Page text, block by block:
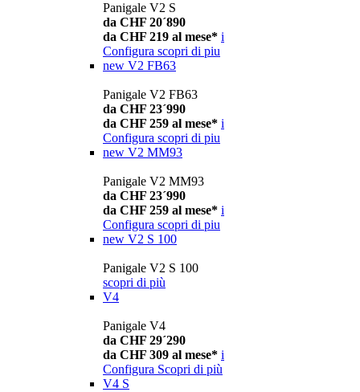
Panigale V2 S
da CHF 20´890
da CHF 219 al mese* i
Configura scopri di piu
new V2 FB63
Panigale V2 FB63
da CHF 23´990
da CHF 259 al mese* i
Configura scopri di piu
new V2 MM93
Panigale V2 MM93
da CHF 23´990
da CHF 259 al mese* i
Configura scopri di piu
new V2 S 100
Panigale V2 S 100
scopri di più
V4
Panigale V4
da CHF 29´290
da CHF 309 al mese* i
Configura Scopri di più
V4 S